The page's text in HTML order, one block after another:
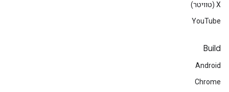
‫X (טוויטר)
YouTube
Build
Android
Chrome